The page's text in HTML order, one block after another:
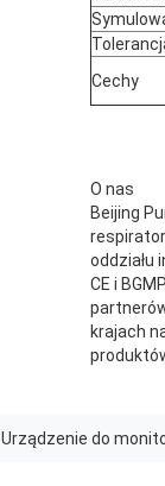
Cechy
O nas
Beijing
oddziału
CE i
krajach
Urządzenie do